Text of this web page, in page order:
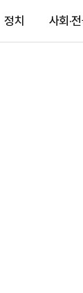
정치 사회·